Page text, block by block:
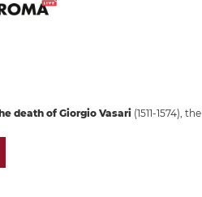
death of Giorgio Vasari (1511-1574), the